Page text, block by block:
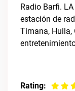
Radio Barfi.
estación de
Timana, Huila,
Rating: